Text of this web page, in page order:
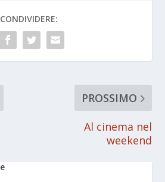
CONDIVIDERE:
PROSSIMO
Al cinema nel
weekend